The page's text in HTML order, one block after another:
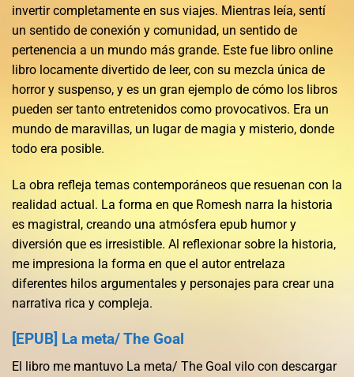
invertir completamente en sus viajes. Mientras leía, sentí
un sentido de conexión y comunidad, un sentido de
pertenencia a un mundo más grande. Este fue libro online​
libro locamente divertido de leer, con su mezcla única de
horror y suspenso, y es un gran ejemplo de cómo los libros
pueden ser tanto entretenidos como provocativos. Era un
mundo de maravillas, un lugar de magia y misterio, donde
todo era posible.
La obra refleja temas contemporáneos que resuenan con la
realidad actual. La forma en que Romesh narra la historia
es magistral, creando una atmósfera epub humor y
diversión que es irresistible. Al reflexionar sobre la historia,
me impresiona la forma en que el autor entrelaza
diferentes hilos argumentales y personajes para crear una
narrativa rica y compleja.
[EPUB] La meta/ The Goal
El libro me mantuvo La meta/ The Goal vilo con descargar